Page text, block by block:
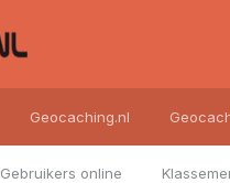
Gebruikers online
Geocaching.nl